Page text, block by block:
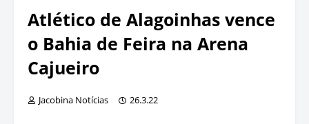
Atlético de Alagoinhas vence
o Bahia de Feira na Arena
Cajueiro
Jacobina Notícias 26.3.22